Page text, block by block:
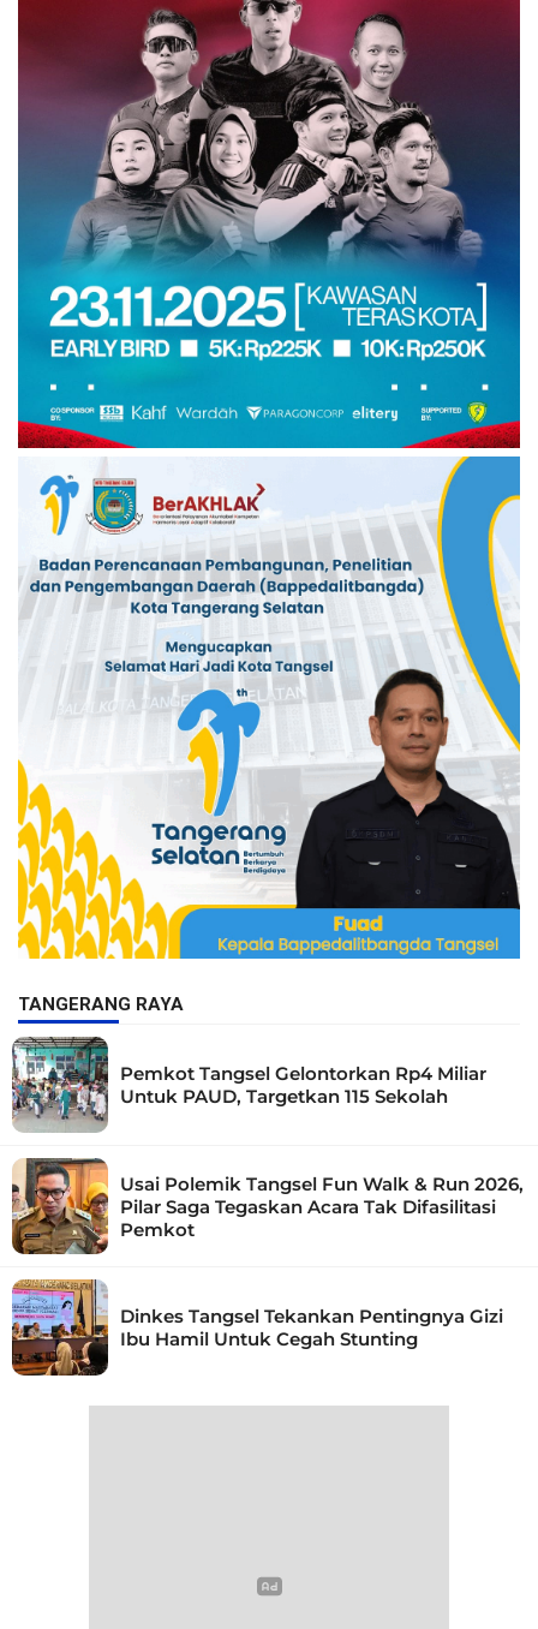
TANGERANG RAYA
Pemkot Tangsel Gelontorkan Rp4 Miliar
Untuk PAUD, Targetkan 115 Sekolah
Usai Polemik Tangsel Fun Walk & Run 2026,
Pilar Saga Tegaskan Acara Tak Difasilitasi
Pemkot
Dinkes Tangsel Tekankan Pentingnya Gizi
Ibu Hamil Untuk Cegah Stunting